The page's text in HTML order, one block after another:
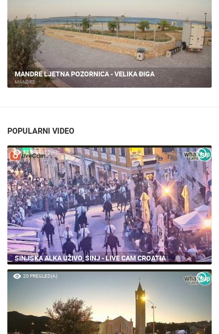
MANDRE LJETNA POZORNICA - VELIKA ĐIGA
MANDRE
POPULARNI VIDEO
52 PREGLED(A)
SINJSKA ALKA UŽIVO, SINJ - LIVE CAM CROATIA
20 PREGLED(A)